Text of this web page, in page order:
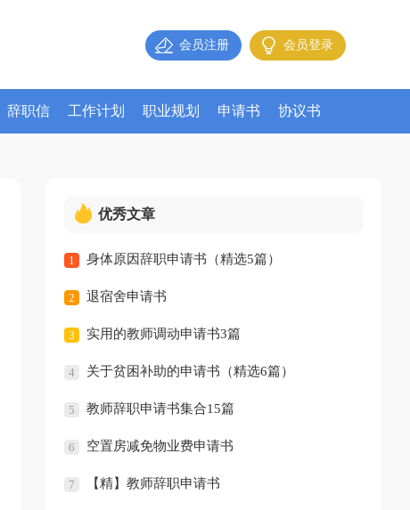
会员登录
会员注册
辞职信 工作计划 职业规划 申请书 协议书
优秀文章
1 身体原因辞职申请书（精选5篇）
2 退宿舍申请书
3 实用的教师调动申请书3篇
4 关于贫困补助的申请书（精选6篇）
5 教师辞职申请书集合15篇
6 空置房减免物业费申请书
7 【精】教师辞职申请书